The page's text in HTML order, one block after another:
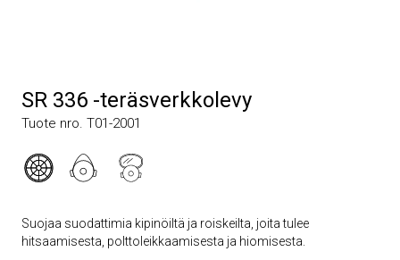
SR 336 -teräsverkkolevy
Tuote nro. T01-2001
Suojaa suodattimia kipinöiltä ja roiskeilta, joita tulee
hitsaamisesta, polttoleikkaamisesta ja hiomisesta.